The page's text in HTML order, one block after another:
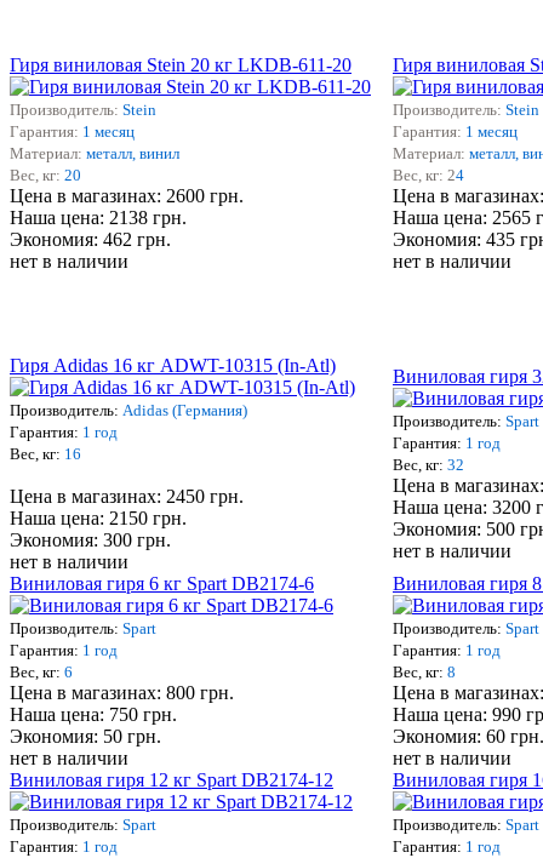
Гиря виниловая Stein 20 кг LKDB-611-20
Производитель: Stein
Гарантия: 1 месяц
Материал: металл, винил
Вес, кг: 20
Цена в магазинах: 2600 грн.
Наша цена: 2138 грн.
Экономия: 462 грн.
нет в наличии
Гиря виниловая
Производитель: Stein
Гарантия: 1 месяц
Материал: металл,
Вес, кг: 24
Цена в
Наша цена: 2565
Экономия: 435
нет в наличии
Гиря Adidas 16 кг ADWT-10315 (In-Atl)
Производитель: Adidas (Германия)
Гарантия: 1 год
Вес, кг: 16
Цена в магазинах: 2450 грн.
Наша цена: 2150 грн.
Экономия: 300 грн.
нет в наличии
Виниловая гиря
Производитель: Spart
Гарантия: 1 год
Вес, кг: 32
Цена в
Наша цена: 3200
Экономия: 500
нет в наличии
Виниловая гиря 6 кг Spart DB2174-6
Производитель: Spart
Гарантия: 1 год
Вес, кг: 6
Цена в магазинах: 800 грн.
Наша цена: 750 грн.
Экономия: 50 грн.
нет в наличии
Виниловая гиря
Производитель: Spart
Гарантия: 1 год
Вес, кг: 8
Цена в
Наша цена: 990
Экономия: 60 грн.
нет в наличии
Виниловая гиря 12 кг Spart DB2174-12
Производитель: Spart
Гарантия: 1 год
Виниловая гиря
Производитель: Spart
Гарантия: 1 год